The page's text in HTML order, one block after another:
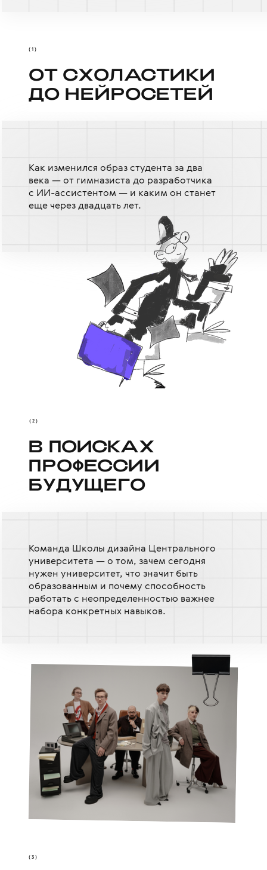
(1)
ОТ СХОЛАСТИКИ
ДО НЕЙРОСЕТЕЙ
ОТ СХОЛАСТИКИ
ДО НЕЙРОСЕТЕЙ
Как изменился образ студента за два
века — от гимназиста до разработчика
с ИИ-ассистентом — и каким он станет
еще через двадцать лет.
(2)
В ПОИСКАХ
ПРОФЕССИИ
БУДУЩЕГО
В ПОИСКАХ
ПРОФЕССИИ
БУДУЩЕГО
Команда Школы дизайна Центрального
университета — о том, зачем сегодня
нужен университет, что значит быть
образованным и почему способность
работать с неопределенностью важнее
набора конкретных навыков.
(3)